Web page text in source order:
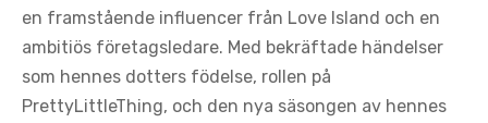
en framstående influencer från Love Island och en
ambitiös företagsledare. Med bekräftade händelser
som hennes dotters födelse, rollen på
PrettyLittleThing, och den nya säsongen av hennes